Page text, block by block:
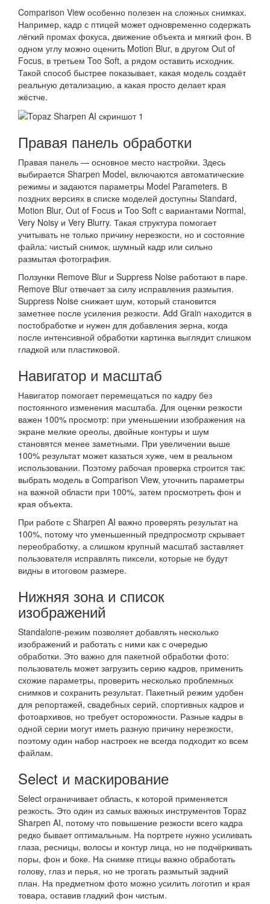
Comparison View особенно полезен на сложных снимках.
Например, кадр с птицей может одновременно содержать
лёгкий промах фокуса, движение объекта и мягкий фон. В
одном углу можно оценить Motion Blur, в другом Out of
Focus, в третьем Too Soft, а рядом оставить исходник.
Такой способ быстрее показывает, какая модель создаёт
реальную детализацию, а какая просто делает края
жёстче.
Правая панель обработки
Правая панель — основное место настройки. Здесь
выбирается Sharpen Model, включаются автоматические
режимы и задаются параметры Model Parameters. В
поздних версиях в списке моделей доступны Standard,
Motion Blur, Out of Focus и Too Soft с вариантами Normal,
Very Noisy и Very Blurry. Такая структура помогает
учитывать не только причину нерезкости, но и состояние
файла: чистый снимок, шумный кадр или сильно
размытая фотография.
Ползунки Remove Blur и Suppress Noise работают в паре.
Remove Blur отвечает за силу исправления размытия.
Suppress Noise снижает шум, который становится
заметнее после усиления резкости. Add Grain находится в
постобработке и нужен для добавления зерна, когда
после интенсивной обработки картинка выглядит слишком
гладкой или пластиковой.
Навигатор и масштаб
Навигатор помогает перемещаться по кадру без
постоянного изменения масштаба. Для оценки резкости
важен 100% просмотр: при уменьшении изображения на
экране мелкие ореолы, двойные контуры и шум
становятся менее заметными. При увеличении выше
100% результат может казаться хуже, чем в реальном
использовании. Поэтому рабочая проверка строится так:
выбрать модель в Comparison View, уточнить параметры
на важной области при 100%, затем просмотреть фон и
края объекта.
При работе с Sharpen AI важно проверять результат на
100%, потому что уменьшенный предпросмотр скрывает
переобработку, а слишком крупный масштаб заставляет
пользователя исправлять пиксели, которые не будут
видны в итоговом размере.
Нижняя зона и список
изображений
Standalone-режим позволяет добавлять несколько
изображений и работать с ними как с очередью
обработки. Это важно для пакетной обработки фото:
пользователь может загрузить серию кадров, применить
схожие параметры, проверить несколько проблемных
снимков и сохранить результат. Пакетный режим удобен
для репортажей, свадебных серий, спортивных кадров и
фотоархивов, но требует осторожности. Разные кадры в
одной серии могут иметь разную причину нерезкости,
поэтому один набор настроек не всегда подходит ко всем
файлам.
Select и маскирование
Select ограничивает область, к которой применяется
резкость. Это один из самых важных инструментов Topaz
Sharpen AI, потому что повышение резкости всего кадра
редко бывает оптимальным. На портрете нужно усиливать
глаза, ресницы, волосы и контур лица, но не подчёркивать
поры, фон и боке. На снимке птицы важно обработать
голову, глаз и перья, но не трогать размытый задний
план. На предметном фото можно усилить логотип и края
товара, оставив гладкий фон чистым.